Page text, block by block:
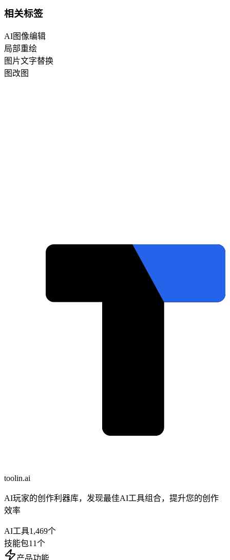
相关标签
AI图像编辑
局部重绘
图片文字替换
图改图
toolin.ai
AI玩家的创作利器库，发现最佳AI工具组合，提升您的创作
效率
AI工具1,469个
技能包11个